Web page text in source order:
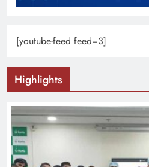
[youtube-feed feed=3]
Highlights